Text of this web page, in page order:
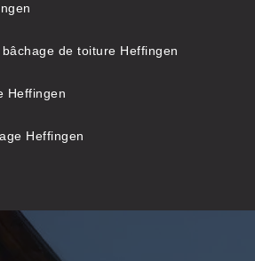
de toiture Heffingen
Heffingen
Heffingen